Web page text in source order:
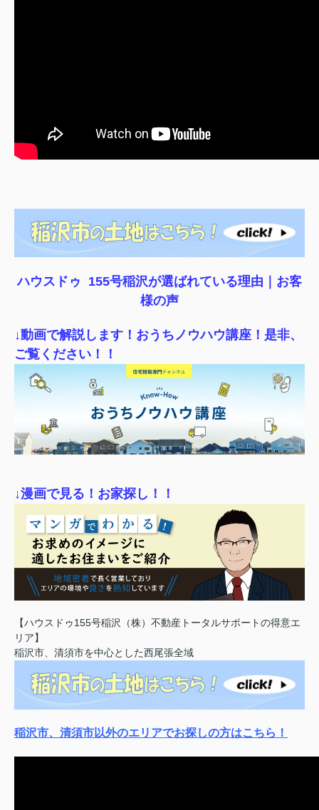
ハウスドゥ 155号稲沢が選ばれている理由｜ お客
様の声
↓動画で解説します！おうちノウハウ講座！是非、
ご覧ください！！
↓漫画で見る！お家探し！！
【ハウスドゥ155号稲沢（株）不動産トータルサポートの得意エ
リア】
稲沢市、清須市を中心とした西尾張全域
稲沢市、清須市以外のエリアでお探しの方はこちら！